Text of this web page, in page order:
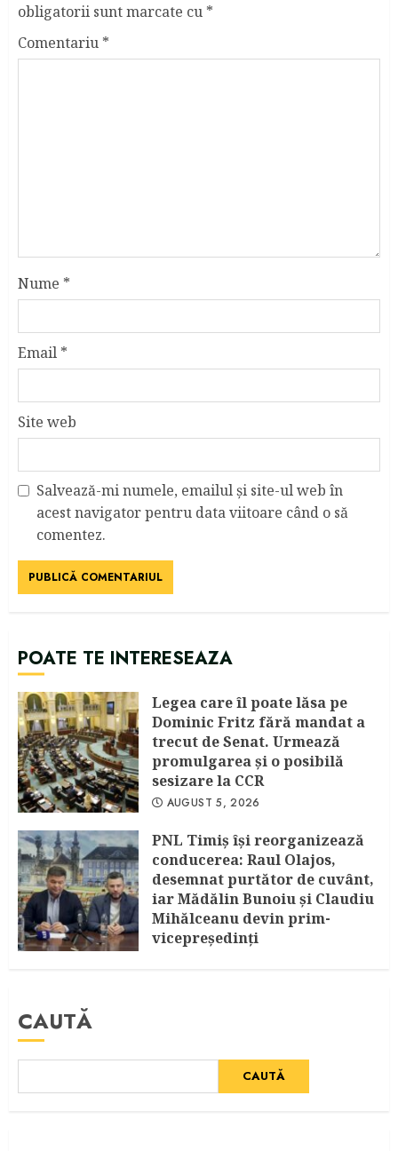
obligatorii sunt marcate cu *
Comentariu *
Nume *
Email *
Site web
Salvează-mi numele, emailul și site-ul web în
acest navigator pentru data viitoare când o să
comentez.
POATE TE INTERESEAZA
Legea care îl poate lăsa pe
Dominic Fritz fără mandat a
trecut de Senat. Urmează
promulgarea și o posibilă
sesizare la CCR
AUGUST 5, 2026
PNL Timiș își reorganizează
conducerea: Raul Olajos,
desemnat purtător de cuvânt,
iar Mădălin Bunoiu și Claudiu
Mihălceanu devin prim-
vicepreședinți
CAUTĂ
CAUTĂ